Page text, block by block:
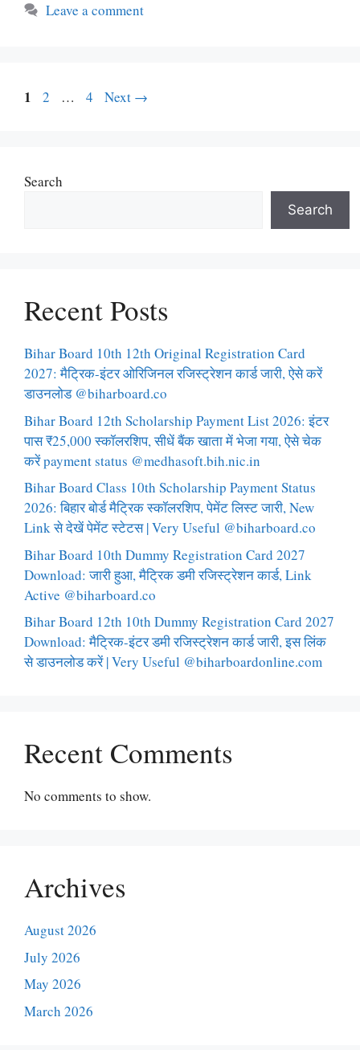
Leave a comment
Page
1 Page
2 … Page
4 Next →
Search
Search
Recent Posts
Bihar Board 10th 12th Original Registration Card
2027: मैट्रिक-इंटर ओरिजिनल रजिस्ट्रेशन कार्ड जारी, ऐसे करें
डाउनलोड @biharboard.co
Bihar Board 12th Scholarship Payment List 2026: इंटर
पास ₹25,000 स्कॉलरशिप, सीधें बैंक खाता में भेजा गया, ऐसे चेक
करें payment status @medhasoft.bih.nic.in
Bihar Board Class 10th Scholarship Payment Status
2026: बिहार बोर्ड मैट्रिक स्कॉलरशिप, पेमेंट लिस्ट जारी, New
Link से देखें पेमेंट स्टेटस | Very Useful @biharboard.co
Bihar Board 10th Dummy Registration Card 2027
Download: जारी हुआ, मैट्रिक डमी रजिस्ट्रेशन कार्ड, Link
Active @biharboard.co
Bihar Board 12th 10th Dummy Registration Card 2027
Download: मैट्रिक-इंटर डमी रजिस्ट्रेशन कार्ड जारी, इस लिंक
से डाउनलोड करें | Very Useful @biharboardonline.com
Recent Comments
No comments to show.
Archives
August 2026
July 2026
May 2026
March 2026